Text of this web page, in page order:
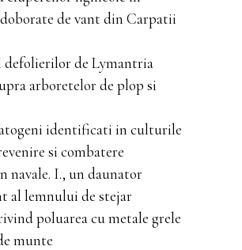
de vant din Carpatii
de Lymantria
arboretelor de plop si
identificati in culturile
si combatere
navale. I., un daunator
al lemnului de stejar
poluarea cu metale grele
munte